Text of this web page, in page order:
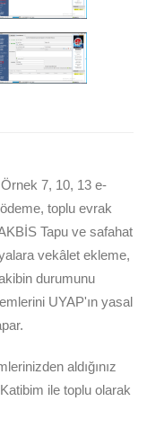
7, 10, 13 e-
toplu evrak
Tapu ve safahat
vekâlet ekleme,
durumunu
UYAP'ın yasal
aldığınız
ile toplu olarak